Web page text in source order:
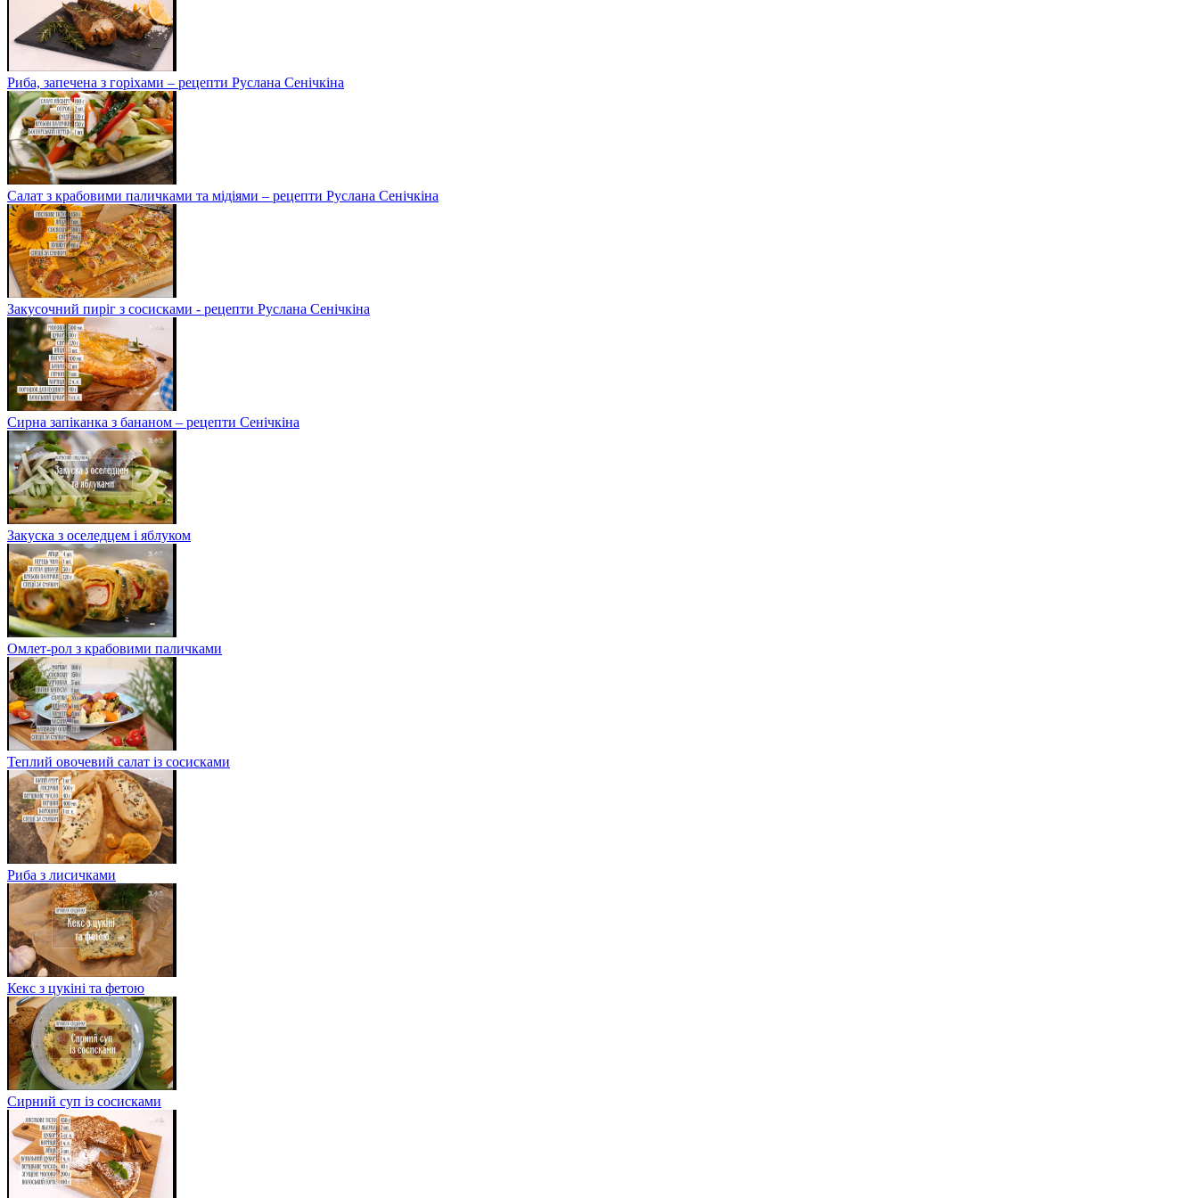
Риба, запечена з горіхами – рецепти Руслана Сенічкіна
Салат з крабовими паличками та мідіями – рецепти Руслана Сенічкіна
Закусочний пиріг з сосисками - рецепти Руслана Сенічкіна
Сирна запіканка з бананом – рецепти Сенічкіна
Закуска з оселедцем і яблуком
Омлет-рол з крабовими паличками
Теплий овочевий салат із сосисками
Риба з лисичками
Кекс з цукіні та фетою
Сирний суп із сосисками